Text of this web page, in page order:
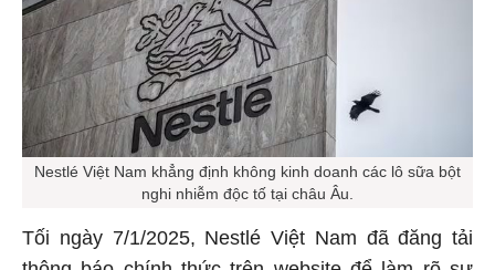
Nestlé Việt Nam khẳng định không kinh doanh các lô sữa bột
nghi nhiễm độc tố tại châu Âu.
Tối ngày 7/1/2025, Nestlé Việt Nam đã đăng tải